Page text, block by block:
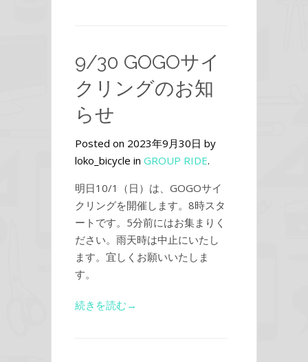
9/30 GOGOサイ
クリングのお知
らせ
Posted on 2023年9月30日 by
loko_bicycle in GROUP RIDE.
明日10/1（日）は、GOGOサイ
クリングを開催します。8時スタ
ートです。5分前にはお集まりく
ださい。雨天時は中止にいたし
ます。宜しくお願いいたしま
す。
続きを読む→